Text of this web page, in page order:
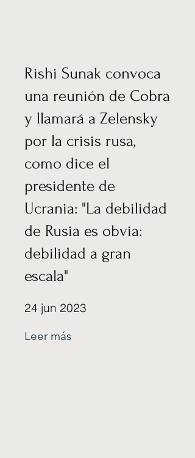
Rishi Sunak convoca
una reunión de Cobra
y llamará a Zelensky
por la crisis rusa,
como dice el
presidente de
Ucrania: "La debilidad
de Rusia es obvia:
debilidad a gran
escala"
24 jun 2023
Leer más